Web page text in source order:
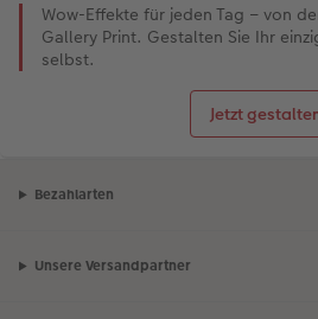
Wow-Effekte für jeden Tag – von
Gallery Print. Gestalten Sie Ihr
selbst.
Jetzt
Bezahlarten
Unsere Versandpartner